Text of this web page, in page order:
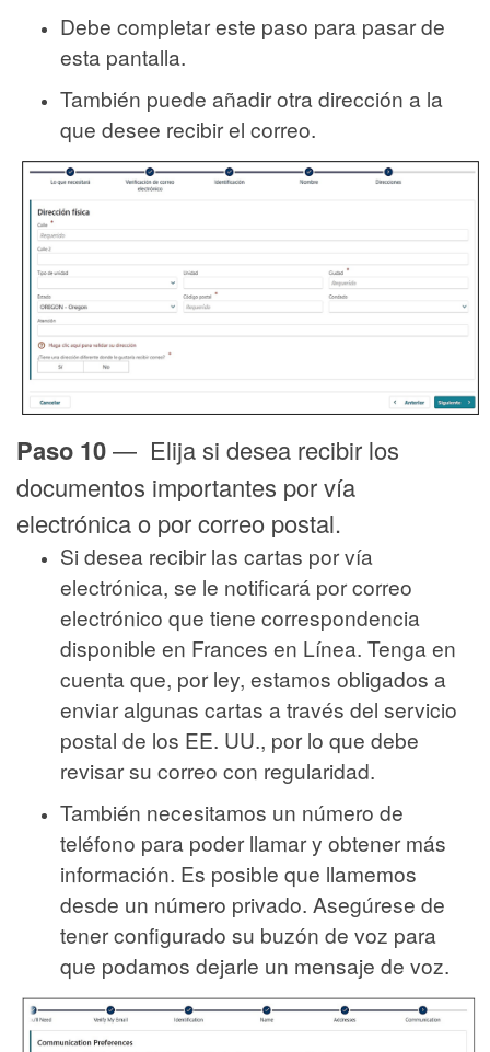
Debe completar este paso para pasar de
esta pantalla.
También puede añadir otra dirección a la
que desee recibir el correo.
Paso 10— Elija si desea recibir los
documentos importantes por vía
electrónica o por correo postal.
Si desea recibir las cartas por vía
electrónica, se le notificará por correo
electrónico que tiene correspondencia
disponible en Frances en Línea. Tenga en
cuenta que, por ley, estamos obligados a
enviar algunas cartas a través del servicio
postal de los EE. UU., por lo que debe
revisar su correo con regularidad.
También necesitamos un número de
teléfono para poder llamar y obtener más
información. Es posible que llamemos
desde un número privado. Asegúrese de
tener configurado su buzón de voz para
que podamos dejarle un mensaje de voz.